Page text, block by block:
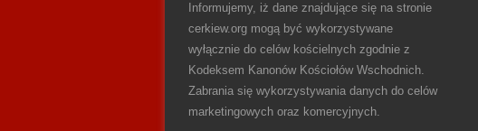
Informujemy, iż dane znajdujące się na stronie
cerkiew.org mogą być wykorzystywane
wyłącznie do celów kościelnych zgodnie z
Kodeksem Kanonów Kościołów Wschodnich.
Zabrania się wykorzystywania danych do celów
marketingowych oraz komercyjnych.